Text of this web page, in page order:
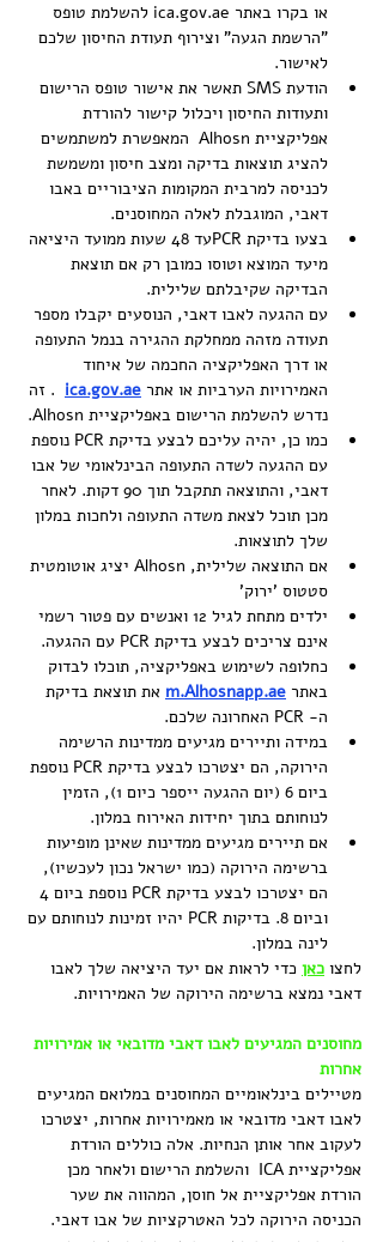
או בקרו באתר ica.gov.ae להשלמת טופס
"הרשמת הגעה" וצירוף תעודת החיסון שלכם
לאישור.
הודעת SMS תאשר את אישור טופס הרישום
ותעודות החיסון ויכלול קישור להורדת
אפליקציית Alhosn  המאפשרת למשתמשים
להציג תוצאות בדיקה ומצב חיסון ומשמשת
לכניסה למרבית המקומות הציבוריים באבו
דאבי, המוגבלת לאלה המחוסנים.
בצעו בדיקת PCRעד 48 שעות ממועד היציאה
מיעד המוצא וטוסו כמובן רק אם תוצאת
הבדיקה שקיבלתם שלילית.
עם ההגעה לאבו דאבי, הנוסעים יקבלו מספר
תעודה מזהה ממחלקת ההגירה בנמל התעופה
או דרך האפליקציה החכמה של איחוד
האמירויות הערביות או אתר ica.gov.ae
  . זה
נדרש להשלמת הרישום באפליקציית Alhosn.
כמו כן, יהיה עליכם לבצע בדיקת PCR נוספת
עם ההגעה לשדה התעופה הבינלאומי של אבו
דאבי, והתוצאה תתקבל תוך 90 דקות. לאחר
מכן תוכל לצאת משדה התעופה ולחכות במלון
שלך לתוצאות.
אם התוצאה שלילית, Alhosn יציג אוטומטית
סטטוס 'ירוק'
ילדים מתחת לגיל 12 ואנשים עם פטור רשמי
אינם צריכים לבצע בדיקת PCR עם ההגעה.
כחלופה לשימוש באפליקציה, תוכלו לבדוק
באתר m.Alhosnapp.ae את תוצאת בדיקת
ה- PCR האחרונה שלכם.
במידה ותיירים מגיעים ממדינות הרשימה
הירוקה, הם יצטרכו לבצע בדיקת PCR נוספת
ביום 6 (יום ההגעה ייספר כיום 1), הזמין
לנוחותם בתוך יחידות האירוח במלון.
אם תיירים מגיעים ממדינות שאינן מופיעות
ברשימה הירוקה (כמו ישראל נכון לעכשיו),
וביום 8. בדיקות PCR יהיו זמינות לנוחותם עם
לינה במלון.
לחצו כאן כדי לראות אם יעד היציאה שלך לאבו
דאבי נמצא ברשימה הירוקה של האמירויות.
מחוסנים המגיעים לאבו דאבי מדובאי או אמירויות
אחרות
מטיילים בינלאומיים המחוסנים במלואם המגיעים
לאבו דאבי מדובאי או מאמירויות אחרות, יצטרכו
לעקוב אחר אותן הנחיות. אלה כוללים הורדת
אפליקציית ICA  והשלמת הרישום ולאחר מכן
הורדת אפליקציית אל חוסן, המהווה את שער
הכניסה הירוקה לכל האטרקציות של אבו דאבי.